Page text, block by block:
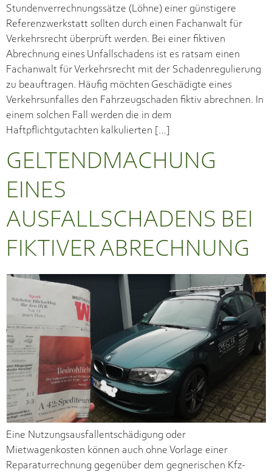
Stundenverrechnungssätze (Löhne) einer günstigere
Referenzwerkstatt sollten durch einen Fachanwalt für
Verkehrsrecht überprüft werden. Bei einer fiktiven
Abrechnung eines Unfallschadens ist es ratsam einen
Fachanwalt für Verkehrsrecht mit der Schadenregulierung
zu beauftragen. Häufig möchten Geschädigte eines
Verkehrsunfalles den Fahrzeugschaden fiktiv abrechnen. In
einem solchen Fall werden die in dem
Haftpflichtgutachten kalkulierten […]
GELTENDMACHUNG
EINES
AUSFALLSCHADENS BEI
FIKTIVER ABRECHNUNG
Eine Nutzungsausfallentschädigung oder
Mietwagenkosten können auch ohne Vorlage einer
Reparaturrechnung gegenüber dem gegnerischen Kfz-